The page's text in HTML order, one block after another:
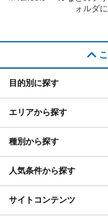
ォルダ
目的別に探す
エリアから探す
種別から探す
人気条件から探す
サイトコンテンツ